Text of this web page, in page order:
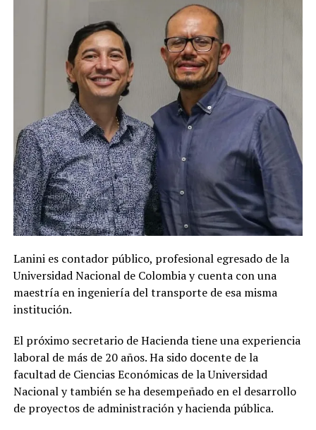
Lanini es contador público, profesional egresado de la
Universidad Nacional de Colombia y cuenta con una
maestría en ingeniería del transporte de esa misma
institución.
El próximo secretario de Hacienda tiene una experiencia
laboral de más de 20 años. Ha sido docente de la
facultad de Ciencias Económicas de la Universidad
Nacional y también se ha desempeñado en el desarrollo
de proyectos de administración y hacienda pública.